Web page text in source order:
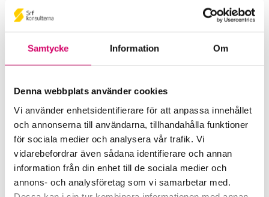
Samtycke Information Om
Denna webbplats använder cookies
Vi använder enhetsidentifierare för att anpassa innehållet
och annonserna till användarna, tillhandahålla funktioner
för sociala medier och analysera vår trafik. Vi
vidarebefordrar även sådana identifierare och annan
information från din enhet till de sociala medier och
annons- och analysföretag som vi samarbetar med.
Rico Nadarevic
Auktoriserad Redovisningskonsult
RN Redovisning & Konsultation AB
Helsingborg
Telefon